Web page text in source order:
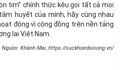
tim” chính thức kêu gọi tất cả mọi
huyết của mình, hãy cùng nhau
động vì cộng đồng trên nền tảng
lai Việt Nam.
Nguồn: Khánh Mai, https://suckhoedoisong.vn/